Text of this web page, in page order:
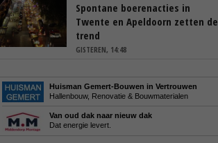
Spontane boerenacties in
Twente en Apeldoorn zetten de
trend
GISTEREN, 14:48
Huisman Gemert-Bouwen in Vertrouwen
Hallenbouw, Renovatie & Bouwmaterialen
Van oud dak naar nieuw dak
Dat energie levert.